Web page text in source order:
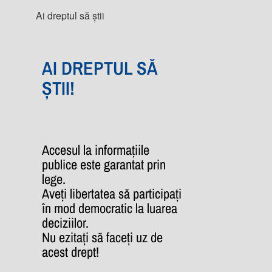
Ai dreptul să știi
AI DREPTUL SĂ
ȘTII!
Accesul la informațiile
publice este garantat prin
lege.
Aveți libertatea să participați
în mod democratic la luarea
deciziilor.
Nu ezitați să faceți uz de
acest drept!